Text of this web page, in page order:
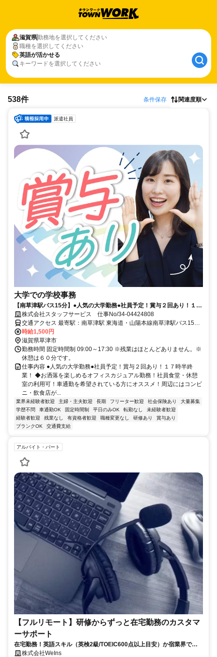
滋賀県勤務地を選択してください
職種を選択してください
英語が活かせる
キーワードを選択してください
538件 条件保存 関連度順
派遣社員
大学での学校事務
【南草津駅バス15分】●人気の大学勤務●社員予定！賞与２回あり！１７
時半終業！
株式会社スタッフサービス 仕事No/34-04424808
交通アクセス 最寄駅：南草津駅 東海道・山陽本線南草津駅バス15分
車通勤可能
時給1,500円
滋賀県草津市
勤務時間 固定時間制 09:00～17:30 ※残業はほとんどありません。※
休憩は６０分です。
仕事内容 ●人気の大学勤務●社員予定！賞与２回あり！１７時半終
業！ ◆お洒落を楽しめるオフィスカジュアル勤務！社員食堂・休憩
室の利用可！車通勤を希望されている方にオススメ！周辺にはコンビ
ニ・飲食店が...
業界未経験者歓迎 主婦・主夫歓迎 長期 フリーター歓迎 社会保険あり
大量募集
学歴不問
車通勤OK 固定時間制 平日のみOK 転勤なし
未経験者歓迎
経験者歓迎
残業なし 有資格者歓迎 職種変更なし 研修あり
賞与あり
ブランクOK
交通費支給
アルバイト・パート
【フルリモート】研修からずっと在宅勤務のカスタマ
ーサポート
在宅勤務！英語スキル（英検2級/TOEIC600点以上目安）か宿業界での
就労経験のいずれか必須★週4〜OK◎
株式会社WeIns